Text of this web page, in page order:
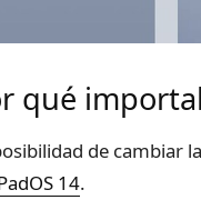
qué
de cambiar
14.